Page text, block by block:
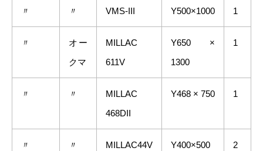
〃 〃 VMS-III Y500×1000 1
〃
オー
クマ
MILLAC
611V
Y650 ×
1300
1
〃 〃
MILLAC
468DII
Y468 × 750 1
〃 〃 MILLAC44V Y400×500 2